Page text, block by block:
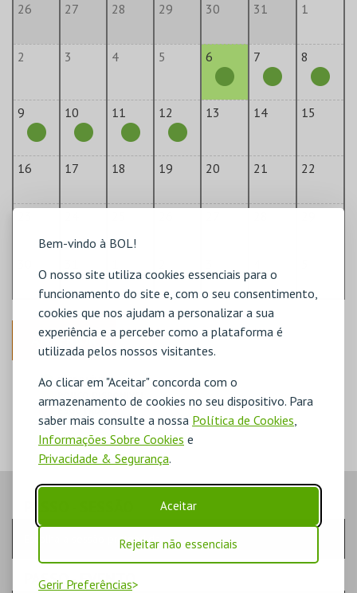
Bem-vindo à BOL!
O nosso site utiliza cookies essenciais para o
funcionamento do site e, com o seu consentimento,
cookies que nos ajudam a personalizar a sua
experiência e a perceber como a plataforma é
utilizada pelos nossos visitantes.
Ao clicar em "Aceitar" concorda com o
armazenamento de cookies no seu dispositivo. Para
saber mais consulte a nossa Política de Cookies,
Informações Sobre Cookies e
Privacidade & Segurança.
Aceitar
Rejeitar não essenciais
Gerir Preferências
26
27 28 29 30 31 1
2 3 4 5 6 7 8
9 10 11 12 13 14 15
16 17 18 19 20 21 22
ANTERIOR
DISPONÍVEL
POUCO DISPONÍVEL
Escolha a sessão pretendida
PASSO- EVENTO